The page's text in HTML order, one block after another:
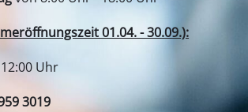
01.04. - 30.09.):
Uhr
3019